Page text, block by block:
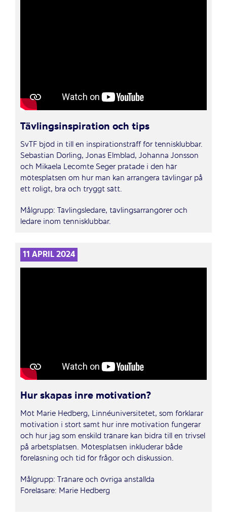
Tävlingsinspiration och tips
SvTF bjöd in till en inspirationsträff för tennisklubbar.
Sebastian Dorling, Jonas Elmblad, Johanna Jonsson
och Mikaela Lecomte Seger pratade i den här
mötesplatsen om hur man kan arrangera tävlingar på
ett roligt, bra och tryggt sätt.
Målgrupp: Tävlingsledare, tävlingsarrangörer och
ledare inom tennisklubbar.
11 APRIL 2024
Hur skapas inre motivation?
Möt Marie Hedberg, Linnéuniversitetet, som förklarar
motivation i stort samt hur inre motivation fungerar
och hur jag som enskild tränare kan bidra till en trivsel
på arbetsplatsen. Mötesplatsen inkluderar både
föreläsning och tid för frågor och diskussion.
Målgrupp: Tränare och övriga anställda
Föreläsare: Marie Hedberg